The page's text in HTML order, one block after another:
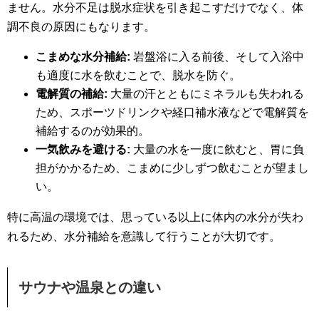
ません。水分不足は脱水症状を引き起こすだけでなく、体
調不良の原因にもなります。
こまめな水分補給: 岩盤浴に入る前後、そして入浴中
も適度に水を飲むことで、脱水を防ぐ。
電解質の補給: 大量の汗とともにミネラルも失われる
ため、スポーツドリンクや経口補水液などで電解質を
補給するのが効果的。
一気飲みを避ける: 大量の水を一度に飲むと、胃に負
担がかかるため、こまめに少しずつ飲むことが望まし
い。
特に高温の環境では、思っている以上に体内の水分が失わ
れるため、水分補給を意識して行うことが大切です。
サウナや温泉との違い